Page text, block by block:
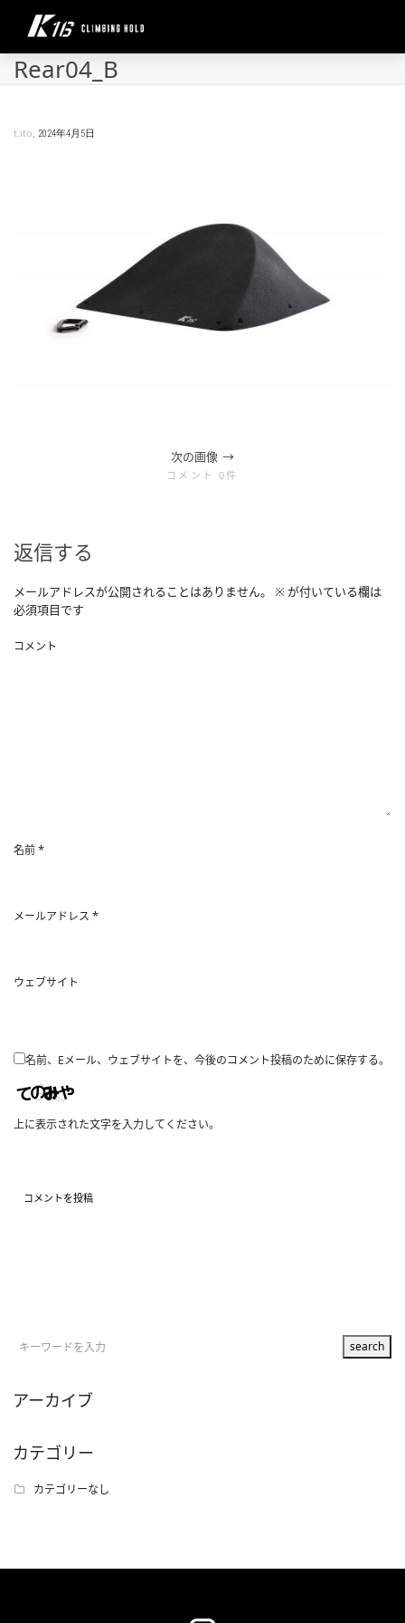
Rear04_B
t.ito, 2024年4月5日
次の画像
コメント 0件
返信する
メールアドレスが公開されることはありません。 ※ が付いている欄は
必須項目です
コメント
名前*
メールアドレス *
ウェブサイト
名前、Eメール、ウェブサイトを、今後のコメント投稿のために保存する。
上に表示された文字を入力してください。
アーカイブ
カテゴリー
カテゴリーなし